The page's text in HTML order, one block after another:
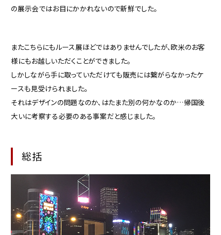
の展示会ではお目にかかれないので新鮮でした。
またこちらにもルース展ほどではありませんでしたが、欧米のお客
様にもお越しいただくことができました。
しかしながら手に取っていただけても販売には繋がらなかったケ
ースも見受けられました。
それはデザインの問題なのか、はたまた別の何かなのか…帰国後
大いに考察する必要のある事案だと感じました。
総括